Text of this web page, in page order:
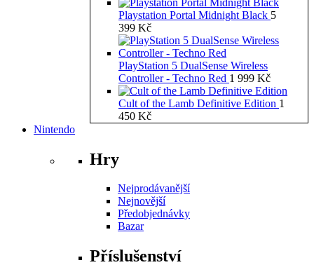
Playstation Portal Midnight Black 5
399 Kč
PlayStation 5 DualSense Wireless
Controller - Techno Red 1 999 Kč
Cult of the Lamb Definitive Edition 1
450 Kč
Nintendo
Hry
Nejprodávanější
Nejnovější
Předobjednávky
Bazar
Příslušenství